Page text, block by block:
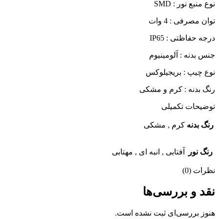
نوع منبع نور : SMD
توان مصرفی : 4 وات
درجه حفاظتی : IP65
جنس بدنه : آلومینیوم
نوع چیپ : بریجیلوکس
رنگ بدنه : کرم و مشکی
توضیحات تکمیلی
رنگ بدنه کرم , مشکی
رنگ نور آفتابی , انبه ای , مهتابی
نظرات (0)
نقد و بررسی‌ها
هنوز بررسی‌ای ثبت نشده است.